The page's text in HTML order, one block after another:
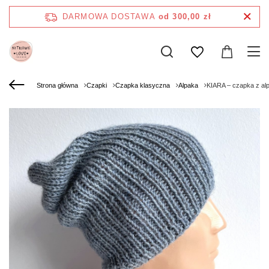
DARMOWA DOSTAWA od 300,00 zł
Strona główna Czapki Czapka klasyczna Alpaka KIARA – czapka z